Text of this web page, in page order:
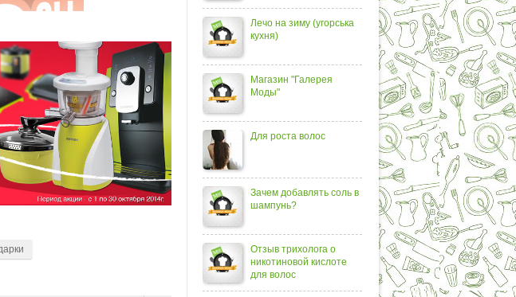
Лечо на зиму (угорська
кухня)
Магазин "Галерея
Моды"
Для роста волос
Зачем добавлять соль в
шампунь?
Отзыв трихолога о
никотиновой кислоте
для волос